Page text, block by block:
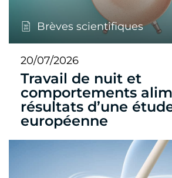
Brèves scientifiques
20/07/2026
Travail de nuit et
comportements
résultats d’une
européenne